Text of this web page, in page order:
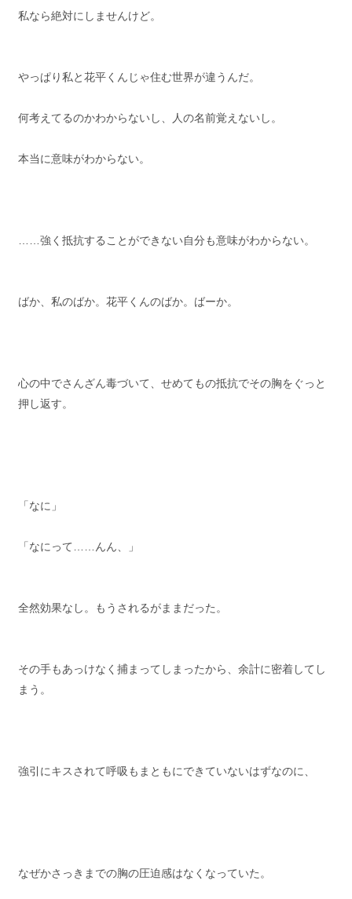
私なら絶対にしませんけど。
やっぱり私と花平くんじゃ住む世界が違うんだ。
何考えてるのかわからないし、人の名前覚えないし。
本当に意味がわからない。
……強く抵抗することができない自分も意味がわからない。
ばか、私のばか。花平くんのばか。ばーか。
心の中でさんざん毒づいて、せめてもの抵抗でその胸をぐっと
押し返す。
「なに」
「なにって……んん、」
全然効果なし。もうされるがままだった。
その手もあっけなく捕まってしまったから、余計に密着してし
まう。
強引にキスされて呼吸もまともにできていないはずなのに、
なぜかさっきまでの胸の圧迫感はなくなっていた。